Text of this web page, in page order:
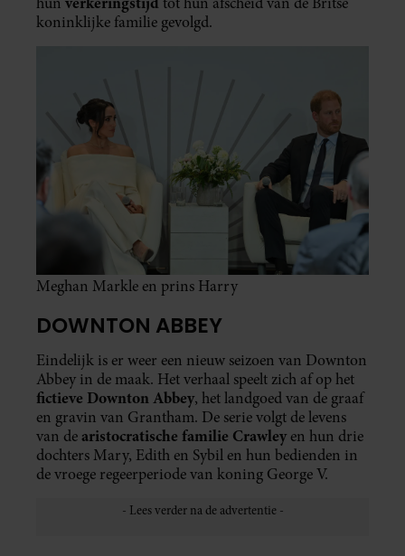
koninklijke familie gevolgd.
Meghan Markle en prins Harry
DOWNTON ABBEY
Eindelijk is er weer een nieuw seizoen van Downton
Abbey in de maak. Het verhaal speelt zich af op het
fictieve Downton Abbey, het landgoed van de graaf
en gravin van Grantham. De serie volgt de levens
van dearistocratische familie Crawley en hun drie
dochters Mary, Edith en Sybil en hun bedienden in
de vroege regeerperiode van koning George V.